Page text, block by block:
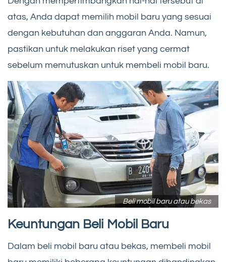
atas, Anda dapat memilih mobil baru yang sesuai
dengan kebutuhan dan anggaran Anda. Namun,
pastikan untuk melakukan riset yang cermat
sebelum memutuskan untuk membeli mobil baru.
Beli mobil baru atau bekas
Keuntungan Beli Mobil Baru
Dalam beli mobil baru atau bekas, membeli mobil